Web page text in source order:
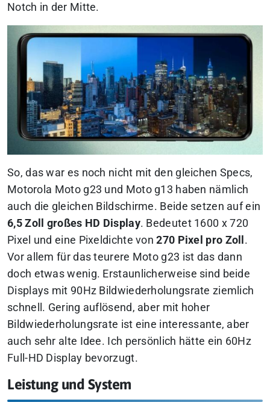
Notch in der Mitte.
So, das war es noch nicht mit den gleichen Specs,
Motorola Moto g23 und Moto g13 haben nämlich
auch die gleichen Bildschirme. Beide setzen auf ein
6,5 Zoll großes HD Display. Bedeutet 1600 x 720
Pixel und eine Pixeldichte von270 Pixel pro Zoll .
Vor allem für das teurere Moto g23 ist das dann
doch etwas wenig. Erstaunlicherweise sind beide
Displays mit 90Hz Bildwiederholungsrate ziemlich
schnell. Gering auflösend, aber mit hoher
Bildwiederholungsrate ist eine interessante, aber
auch sehr alte Idee. Ich persönlich hätte ein 60Hz
Full-HD Display bevorzugt.
Leistung und System